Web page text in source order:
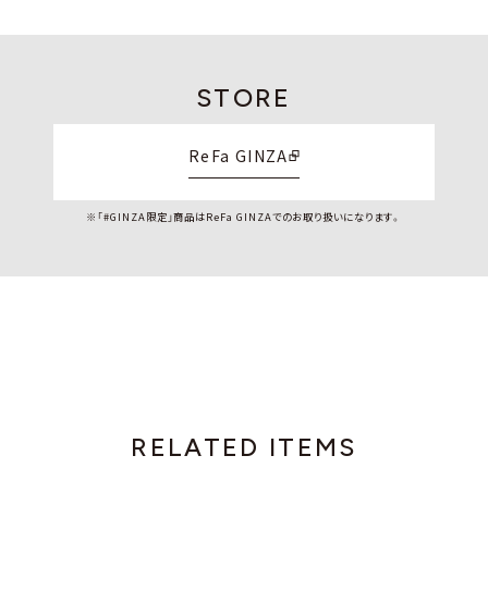
STORE
ReFa GINZA
※「#GINZA限定」商品はReFa GINZAでのお取り扱いになります。
RELATED ITEMS